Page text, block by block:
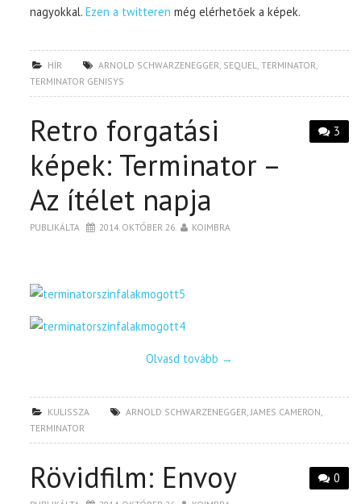
nagyokkal.Ezen a twitteren még elérhetőek a képek.
HÍR ARNOLD SCHWARZENEGGER SEQUEL ,TERMINATOR
TERMINATOR GENISYS
3
Retro forgatási
képek: Terminator –
Az ítélet napja
PUBLIKÁLTA 2014. OKTÓBER 26. KOIMBRA
Olvasd tovább →
KULISSZA ARNOLD SCHWARZENEGGER JAMES CAMERON
TERMINATOR
0
Rövidfilm: Envoy